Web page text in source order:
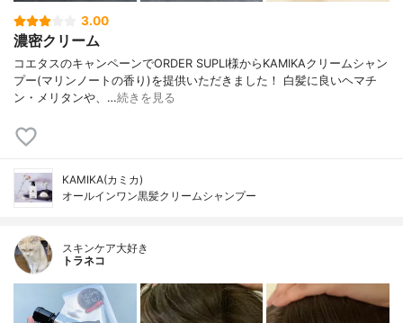
3.00
濃密クリーム
コエタスのキャンペーンでORDER SUPLI様からKAMIKAクリームシャン
プー(マリンノートの香り)を提供いただきました！ 白髪に良いヘマチ
ン・メリタンや、…続きを見る
KAMIKA(カミカ)
オールインワン黒髪クリームシャンプー
スキンケア大好き
トラネコ